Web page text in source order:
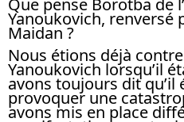
Yanoukovich, renversé
Maidan ?
Nous étions déjà
Yanoukovich lorsqu’il
avons toujours dit qu’il
provoquer une
avons mis en place